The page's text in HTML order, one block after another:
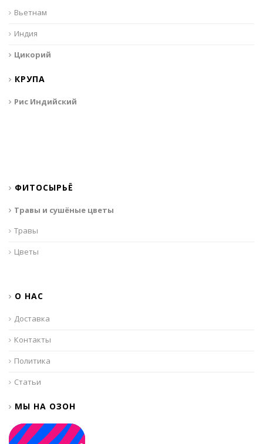
Вьетнам
Индия
Цикорий
КРУПА
Рис Индийский
ФИТОСЫРЬЁ
Травы и сушёные цветы
Травы
Цветы
О НАС
Доставка
Контакты
Политика
Статьи
МЫ НА ОЗОН